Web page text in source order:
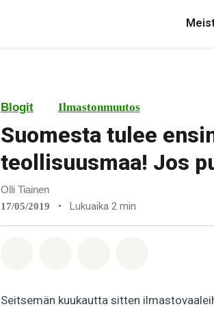
Blogit Ilmastonmuutos
Suomesta tulee
teollisuusmaa! Jos
Olli Tiainen
17/05/2019 • Lukuaika 2 min
Seitsemän kuukautta sitten